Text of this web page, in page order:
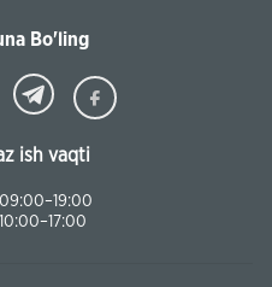
Bo'ling
ish vaqti